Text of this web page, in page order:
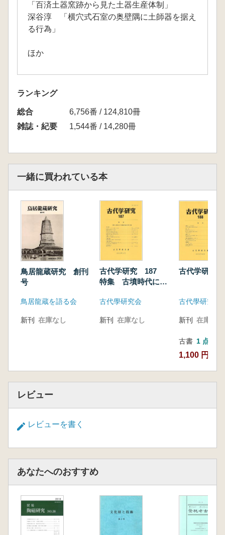
「百済土器窯跡から見た土器生産体制」
深谷淳 「横穴式石室の奥壁隅に土師器を据え
る行為」
ほか
ランキング
総合
6,756番 / 124,810冊
雑誌・紀要
1,544番 / 14,280冊
一緒に買われている本
鳥居龍蔵研究 創刊
号
鳥居龍蔵を語る会
新刊 在庫なし
古代学研究 187
特集 古墳時代にお
生産と流通
古代學研究会
新刊 在庫なし
古代学研究
古代學研究会
新刊 在庫なし
古書 1 点
1,100 円
レビュー
レビューを書く
あなたへのおすすめ